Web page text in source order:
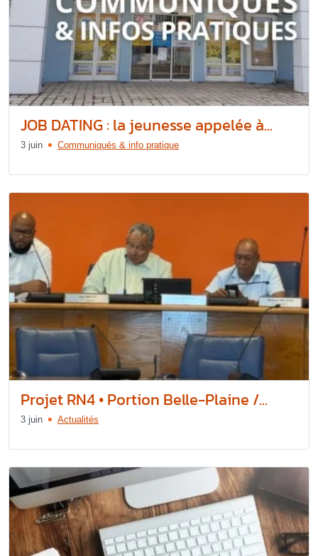
JOB DATING : la jeunesse appelée à...
3 juin Communiqués & info pratique
Projet RN4 • Portion Belle-Plaine /...
3 juin Actualités